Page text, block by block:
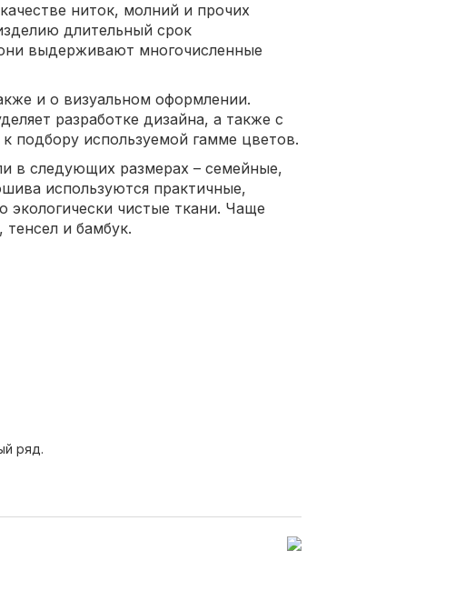
ниток, молний и прочих
длительный срок
выдерживают многочисленные
и о визуальном оформлении.
разработке дизайна, а также с
подбору используемой гамме цветов.
в следующих размерах – семейные,
используются практичные,
экологически чистые ткани. Чаще
тенсел и бамбук.
ряд.